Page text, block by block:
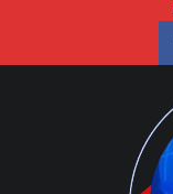
content